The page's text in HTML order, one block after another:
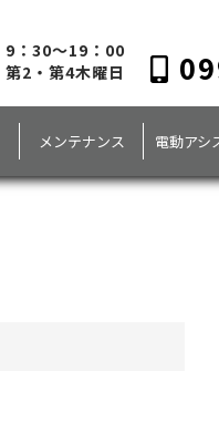
9：30～19：00
2・第4木曜日
メンテナンス 電動アシ